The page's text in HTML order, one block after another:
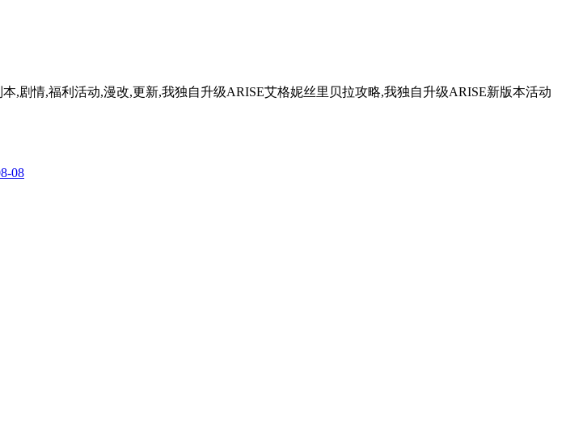
,剧情,福利活动,漫改,更新,我独自升级ARISE艾格妮丝里贝拉攻略,我独自升级ARISE新版本活动
08